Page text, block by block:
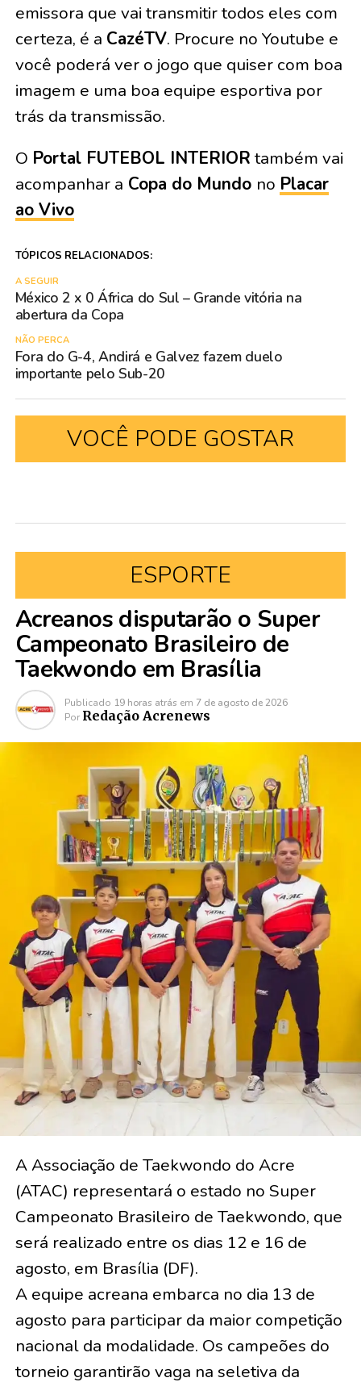
emissora que vai transmitir todos eles com
certeza, é a CazéTV. Procure no Youtube e
você poderá ver o jogo que quiser com boa
imagem e uma boa equipe esportiva por
trás da transmissão.
O Portal FUTEBOL INTERIOR também vai
acompanhar a Copa do Mundo no Placar
ao Vivo
TÓPICOS RELACIONADOS:
A SEGUIR
México 2 x 0 África do Sul – Grande vitória na
abertura da Copa
NÃO PERCA
Fora do G-4, Andirá e Galvez fazem duelo
importante pelo Sub-20
VOCÊ PODE GOSTAR
ESPORTE
Acreanos disputarão o Super
Campeonato Brasileiro de
Taekwondo em Brasília
Publicado 19 horas atrás em 7 de agosto de 2026
Por Redação Acrenews
A Associação de Taekwondo do Acre
(ATAC) representará o estado no Super
Campeonato Brasileiro de Taekwondo, que
será realizado entre os dias 12 e 16 de
agosto, em Brasília (DF).
A equipe acreana embarca no dia 13 de
agosto para participar da maior competição
nacional da modalidade. Os campeões do
torneio garantirão vaga na seletiva da